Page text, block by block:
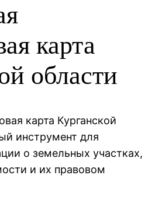
карта
области
карта Курганской
инструмент для
о земельных участках,
и их правовом